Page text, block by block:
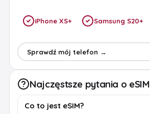
iPhone XS+ Samsung S20+
Sprawdź mój telefon →
Najczęstsze pytania o eSIM
Co to jest eSIM?